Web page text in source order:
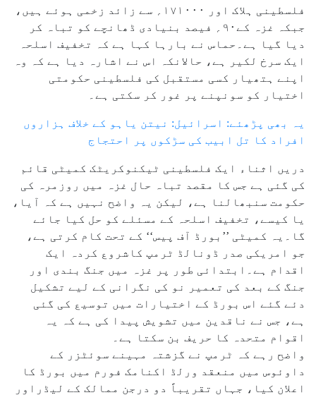
فلسطینی ہلاک اور ۱۷۱۰۰۰؍ سے زائد زخمی ہوئے ہیں،
جبکہ غزہ کے۹۰؍ فیصد بنیادی ڈھانچے کو تباہ کر
دیا گیا ہے۔حماس نے بارہا کہا ہے کہ تخفیف اسلحہ
ایک سرخ لکیر ہے، حالانکہ اس نے اشارہ دیا ہے کہ وہ
اپنے ہتھیار کسی مستقبل کی فلسطینی حکومتی
اختیار کو سونپنے پر غور کر سکتی ہے۔
یہ بھی پڑھئے: اسرائیل: نیتن یاہو کے خلاف ہزاروں
افراد کا تل ابیب کی سڑکوں پر احتجاج
دریں اثناء ایک فلسطینی ٹیکنوکریٹک کمیٹی قائم
کی گئی ہے جس کا مقصد تباہ حال غزہ میں روزمرہ کی
حکومت سنبھالنا ہے، لیکن یہ واضح نہیں ہے کہ آیا،
یا کیسے، تخفیف اسلحہ کے مسئلے کو حل کیا جائے
گا۔یہ کمیٹی ’’بورڈ آف پیس‘‘ کے تحت کام کرتی ہے،
جو امریکی صدر ڈونالڈ ٹرمپ کاشروع کردہ ایک
اقدام ہے۔ابتدائی طور پر غزہ میں جنگ بندی اور
جنگ کے بعد کی تعمیر نو کی نگرانی کے لیے تشکیل
دئے گئے اس بورڈ کے اختیارات میں توسیع کی گئی
ہے، جس نے ناقدین میں تشویش پیدا کی ہے کہ یہ
اقوام متحدہ کا حریف بن سکتا ہے۔
واضح رہے کہ ٹرمپ نے گزشتہ مہینے سوئٹزر کے
داوئوس میں منعقد ورلڈ اکنامک فورم میں بورڈ کا
اعلان کیا، جہاں تقریباً دو درجن ممالک کے لیڈراور